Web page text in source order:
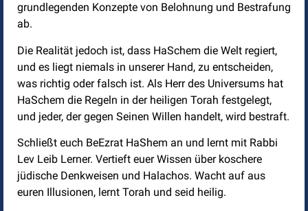
grundlegenden Konzepte von Belohnung und Bestrafung
ab.
Die Realität jedoch ist, dass HaSchem die Welt regiert,
und es liegt niemals in unserer Hand, zu entscheiden,
was richtig oder falsch ist. Als Herr des Universums hat
HaSchem die Regeln in der heiligen Torah festgelegt,
und jeder, der gegen Seinen Willen handelt, wird bestraft.
Schließt euch BeEzrat HaShem an und lernt mit Rabbi
Lev Leib Lerner. Vertieft euer Wissen über koschere
jüdische Denkweisen und Halachos. Wacht auf aus
euren Illusionen, lernt Torah und seid heilig.